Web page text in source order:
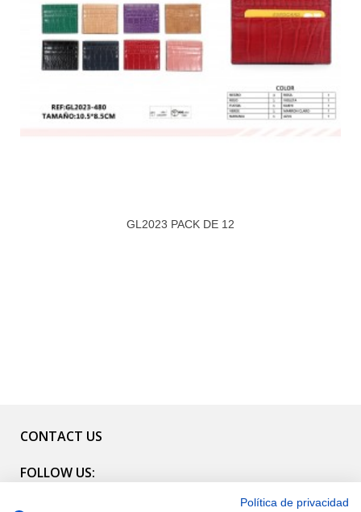
GL2023 PACK DE 12
CONTACT US
FOLLOW US:
Política de privacidad